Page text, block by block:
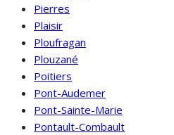
Pierres
Plaisir
Ploufragan
Plouzané
Poitiers
Pont-Audemer
Pont-Sainte-Marie
Pontault-Combault